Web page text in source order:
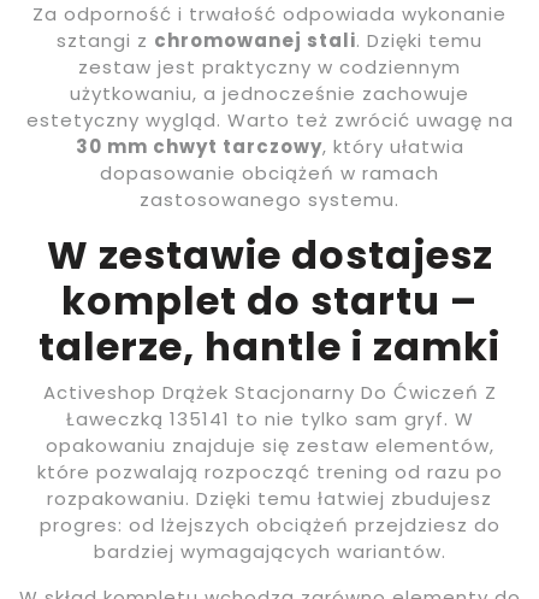
Za odporność i trwałość odpowiada wykonanie
sztangi z chromowanej stali. Dzięki temu
zestaw jest praktyczny w codziennym
użytkowaniu, a jednocześnie zachowuje
estetyczny wygląd. Warto też zwrócić uwagę na
30 mm chwyt tarczowy, który ułatwia
dopasowanie obciążeń w ramach
zastosowanego systemu.
W zestawie dostajesz
komplet do startu –
talerze, hantle i zamki
Activeshop Drążek Stacjonarny Do Ćwiczeń Z
Ławeczką 135141 to nie tylko sam gryf. W
opakowaniu znajduje się zestaw elementów,
które pozwalają rozpocząć trening od razu po
rozpakowaniu. Dzięki temu łatwiej zbudujesz
progres: od lżejszych obciążeń przejdziesz do
bardziej wymagających wariantów.